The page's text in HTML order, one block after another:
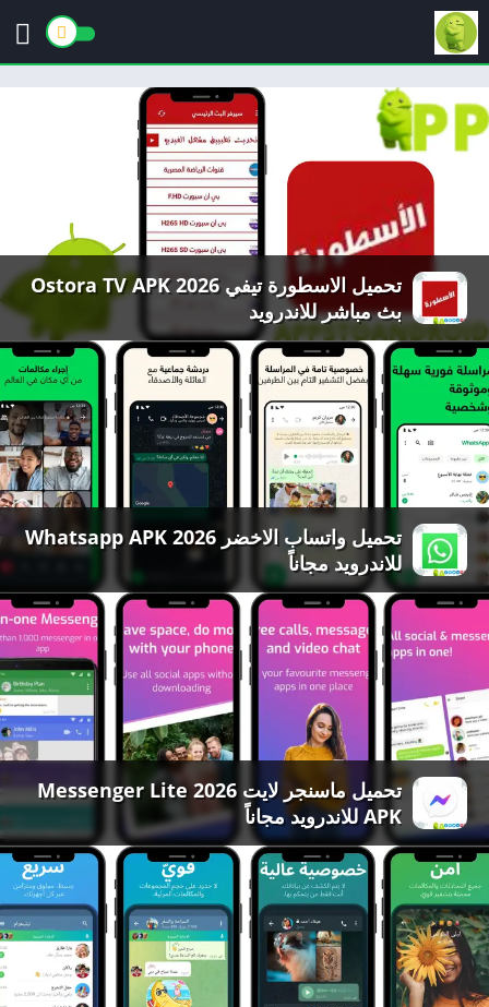
تحميل الاسطورة تيفي 2026 Ostora TV APK
بث مباشر للاندرويد
تحميل واتساب الاخضر 2026 Whatsapp APK
للاندرويد مجاناً
تحميل ماسنجر لايت 2026 Messenger Lite
APK للاندرويد مجاناً